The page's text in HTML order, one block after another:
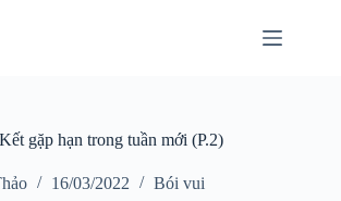
gặp hạn trong tuần mới (P.2)
16/03/2022 Bói vui